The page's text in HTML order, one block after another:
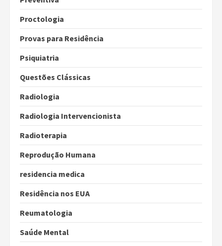
Proctologia
Provas para Residência
Psiquiatria
Questões Clássicas
Radiologia
Radiologia Intervencionista
Radioterapia
Reprodução Humana
residencia medica
Residência nos EUA
Reumatologia
Saúde Mental